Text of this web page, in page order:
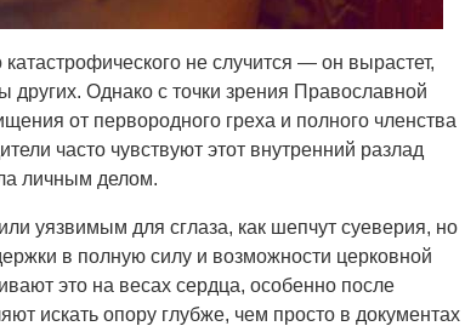
не случится — он вырастет,
других. Однако с точки зрения Православной
от первородного греха и полного членства
часто чувствуют этот внутренний разлад
личным делом.
уязвимым для сглаза, как шепчут суеверия, но
в полную силу и возможности церковной
это на весах сердца, особенно после
искать опору глубже, чем просто в документах